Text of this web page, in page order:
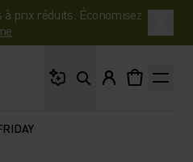
prix réduits. Économisez